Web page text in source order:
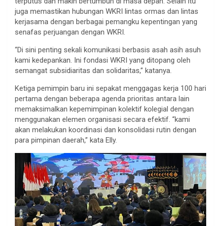
juga memastikan hubungan WKRI lintas ormas dan lintas
kerjasama dengan berbagai pemangku kepentingan yang
senafas perjuangan dengan WKRI.
“Di sini penting sekali komunikasi berbasis asah asih asuh
kami kedepankan. Ini fondasi WKRI yang ditopang oleh
semangat subsidiaritas dan solidaritas,” katanya.
Ketiga pemimpin baru ini sepakat menggagas kerja 100 hari
pertama dengan beberapa agenda prioritas antara lain
memaksimalkan kepemimpinan kolektif kolegial dengan
menggunakan elemen organisasi secara efektif. “kami
akan melakukan koordinasi dan konsolidasi rutin dengan
para pimpinan daerah,” kata Elly.